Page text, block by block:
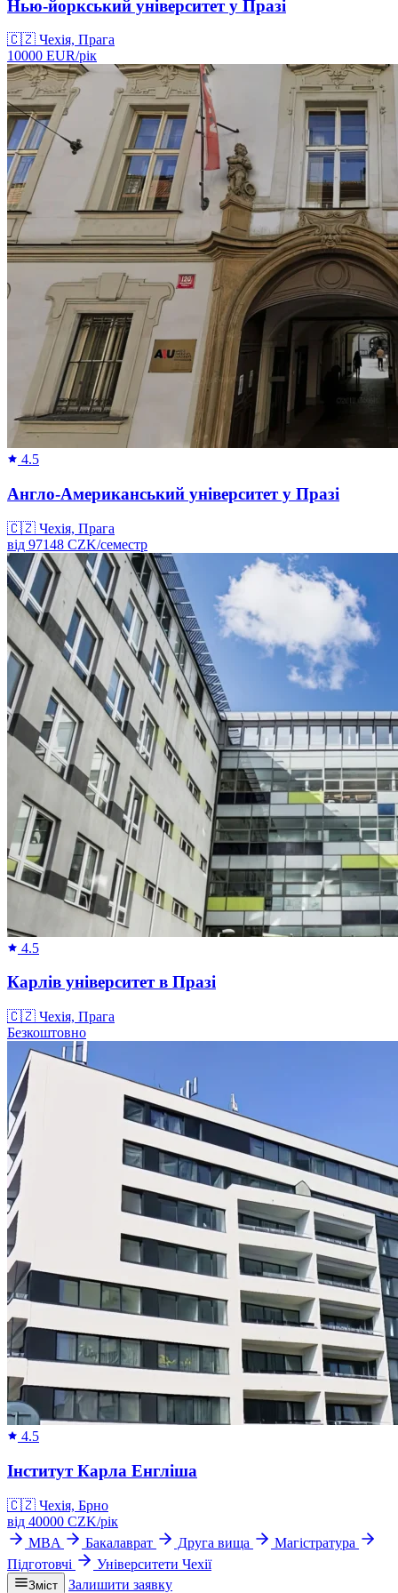
Нью-йоркський університет у Празі
🇨🇿 Чехія, Прага
10000 EUR/рік
4.5
Англо-Американський університет у Празі
🇨🇿 Чехія, Прага
від 97148 CZK/семестр
4.5
Карлів університет в Празі
🇨🇿 Чехія, Прага
Безкоштовно
4.5
Інститут Карла Енгліша
🇨🇿 Чехія, Брно
від 40000 CZK/рік
MBA
Бакалаврат Друга вища
Магістратура
Підготовчі
Університети Чехії
Зміст Залишити заявку